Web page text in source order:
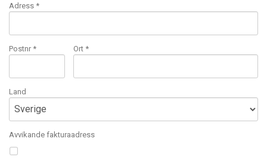
Adress *
Postnr * Ort *
Land
Avvikande fakturaadress